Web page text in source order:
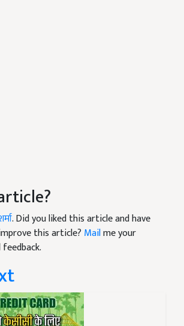
. Did you liked this article and have
this article? Mailme your